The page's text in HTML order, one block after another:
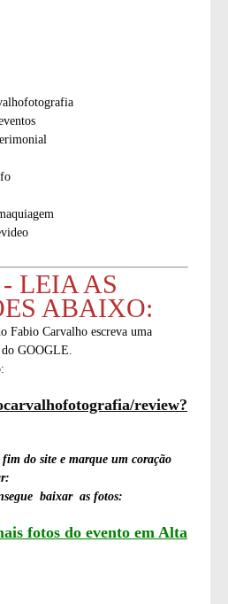
LEIA AS
ABAIXO:
Fabio Carvalho escreva uma
GOOGLE.
review?
do site e marque um coração
baixar as fotos:
fotos do evento em Alta